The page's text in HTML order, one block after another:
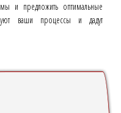
и предложить оптимальные
ваши процессы и дадут